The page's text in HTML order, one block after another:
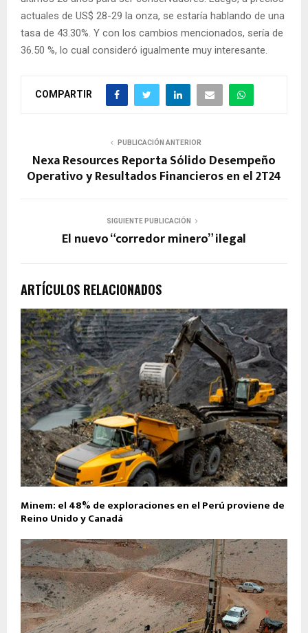
actuales de US$ 28-29 la onza, se estaría hablando de una
tasa de 43.30%. Y con los cambios mencionados, sería de
36.50 %, lo cual consideró igualmente muy interesante.
COMPARTIR
PUBLICACIÓN ANTERIOR
Nexa Resources Reporta Sólido Desempeño
Operativo y Resultados Financieros en el 2T24
SIGUIENTE PUBLICACIÓN
El nuevo “corredor minero” ilegal
ARTÍCULOS RELACIONADOS
Minem: el 48% de exploraciones en el Perú proviene de
Reino Unido y Canadá